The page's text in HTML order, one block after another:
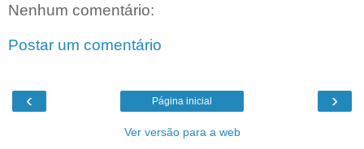
Nenhum comentário:
Postar um comentário
‹ ›
Página inicial
Ver versão para a web